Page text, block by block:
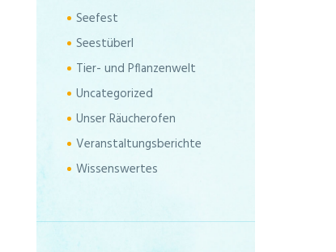
Seefest
Seestüberl
Tier- und Pflanzenwelt
Uncategorized
Unser Räucherofen
Veranstaltungsberichte
Wissenswertes